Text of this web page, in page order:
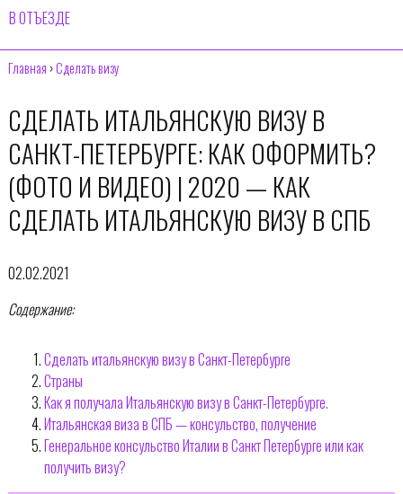
В ОТЪЕЗДЕ
Главная ›Сделать визу
СДЕЛАТЬ ИТАЛЬЯНСКУЮ ВИЗУ В
САНКТ-ПЕТЕРБУРГЕ: КАК ОФОРМИТЬ?
(ФОТО И ВИДЕО) | 2020 — КАК
СДЕЛАТЬ ИТАЛЬЯНСКУЮ ВИЗУ В СПБ
02.02.2021
Содержание:
Сделать итальянскую визу в Санкт-Петербурге
Страны
Как я получала Итальянскую визу в Санкт-Петербурге.
Итальянская виза в СПБ — консульство, получение
Генеральное консульство Италии в Санкт Петербурге или как
получить визу?